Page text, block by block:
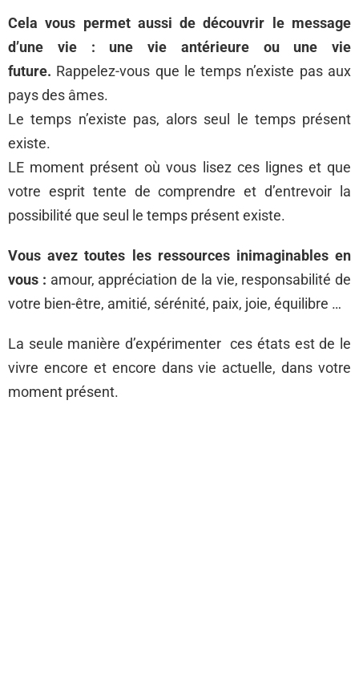
Cela vous permet aussi de découvrir le message
d’une vie : une vie antérieure ou une vie
future. Rappelez-vous que le temps n’existe pas aux
pays des âmes.
Le temps n’existe pas, alors seul le temps présent
existe.
LE moment présent où vous lisez ces lignes et que
votre esprit tente de comprendre et d’entrevoir la
possibilité que seul le temps présent existe.
Vous avez toutes les ressources inimaginables en
vous : amour, appréciation de la vie, responsabilité de
votre bien-être, amitié, sérénité, paix, joie, équilibre …
La seule manière d’expérimenter ces états est de le
vivre encore et encore dans vie actuelle, dans votre
moment présent.